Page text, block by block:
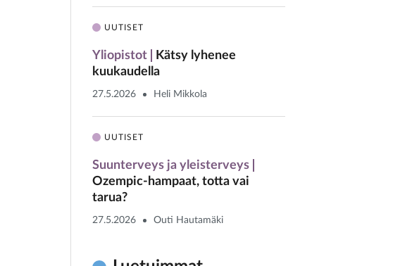
UUTISET
Yliopistot
Kätsy lyhenee
kuukaudella
27.5.2026 Heli Mikkola
UUTISET
Suunterveys ja yleisterveys
Ozempic-hampaat, totta vai
tarua?
27.5.2026 Outi Hautamäki